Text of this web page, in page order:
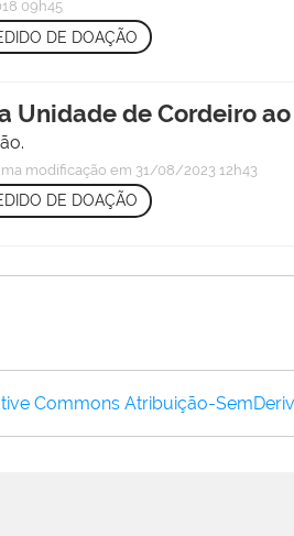
09h45
DE DOAÇÃO
de Cordeiro
modificação em 31/08/2023 12h43
DE DOAÇÃO
Commons Atribuição-